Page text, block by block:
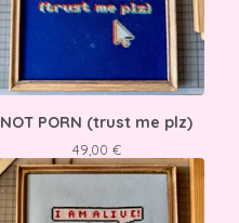
NOT PORN (trust me plz)
49,00 €